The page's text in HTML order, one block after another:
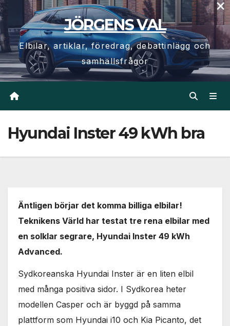
Hoppa
till
innehåll
JÖRGENS VAL
Elbilar, artiklar, föredrag, debattinlägg och
samhällsfrågor
Hyundai Inster 49 kWh bra
Äntligen börjar det komma billiga elbilar!
Teknikens Värld har testat tre rena elbilar med
en solklar segrare, Hyundai Inster 49 kWh
Advanced.
Sydkoreanska Hyundai Inster är en liten elbil
med många positiva sidor. I Sydkorea heter
modellen Casper och är byggd på samma
plattform som Hyundai i10 och Kia Picanto, det
×